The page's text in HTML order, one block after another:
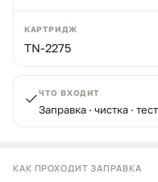
КАРТРИДЖ
TN-2275
ЧТО ВХОДИТ
Заправка · чистка ·
КАК ПРОХОДИТ ЗАПРАВКА